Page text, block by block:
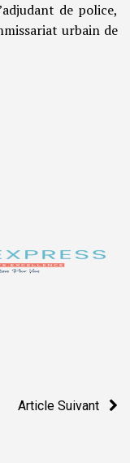
de police,
urbain de
Article Suivant